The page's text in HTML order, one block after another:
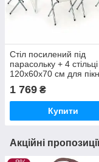
Стіл посилений під
парасольку + 4 стільці
120x60x70 см для
1 769 ₴
Купити
Акційні